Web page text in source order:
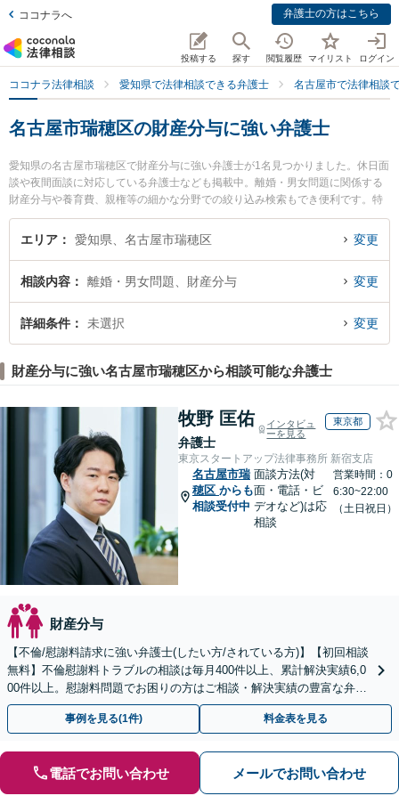
ココナラへ 弁護士の方はこちら
投稿する 探す 閲覧履歴 マイリスト ログイン
ココナラ法律相談 愛知県で法律相談できる弁護士 名古屋市で法律相談
名古屋市瑞穂区の財産分与に強い弁護士
愛知県の名古屋市瑞穂区で財産分与に強い弁護士が1名見つかりました。休日面
談や夜間面談に対応している弁護士なども掲載中。離婚・男女問題に関係する
財産分与や養育費、親権等の細かな分野での絞り込み検索もでき便利です。特
に名古屋みずほ法律事務所の田本 伸雄弁護士のプロフィール情報や弁護士費
用、強みなどが注目されています。『名古屋市瑞穂区で土日や夜間に発生した
相談できる名古屋市瑞穂区内の弁護士に相談予約したい』などでお困りの相談
者さんにおすすめです。
エリア 愛知県、名古屋市瑞穂区 変更
相談内容 離婚・男女問題、財産分与 変更
詳細条件 未選択 変更
財産分与に強い名古屋市瑞穂区から相談可能な弁護士
牧野 匡佑
弁護士
インタビュ
ーを見る
東京都
東京スタートアップ法律事務所 新宿支店
名古屋市瑞
穂区 からも
相談受付中
面談方法(対
面・電話・ビ
デオなど)は応
相談
営業時間：0
6:30~22:00
（土日祝日）
財産分与
【不倫/慰謝料請求に強い弁護士(したい方/されている方)】【初回相談
無料】不倫慰謝料トラブルの相談は毎月400件以上、累計解決実績6,0
00件以上。慰謝料問題でお困りの方はご相談・解決実績の豊富な弁護
士による無料相談をご利用ください。
事例を見る(1件) 料金表を見る
電話でお問い合わせ メールでお問い合わせ